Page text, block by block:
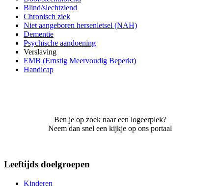
Blind/slechtziend
Chronisch ziek
Niet aangeboren hersenletsel (NAH)
Dementie
Psychische aandoening
Verslaving
EMB (Ernstig Meervoudig Beperkt)
Handicap
Ben je op zoek naar een logeerplek?
Neem dan snel een kijkje op ons portaal
Leeftijds doelgroepen
Kinderen